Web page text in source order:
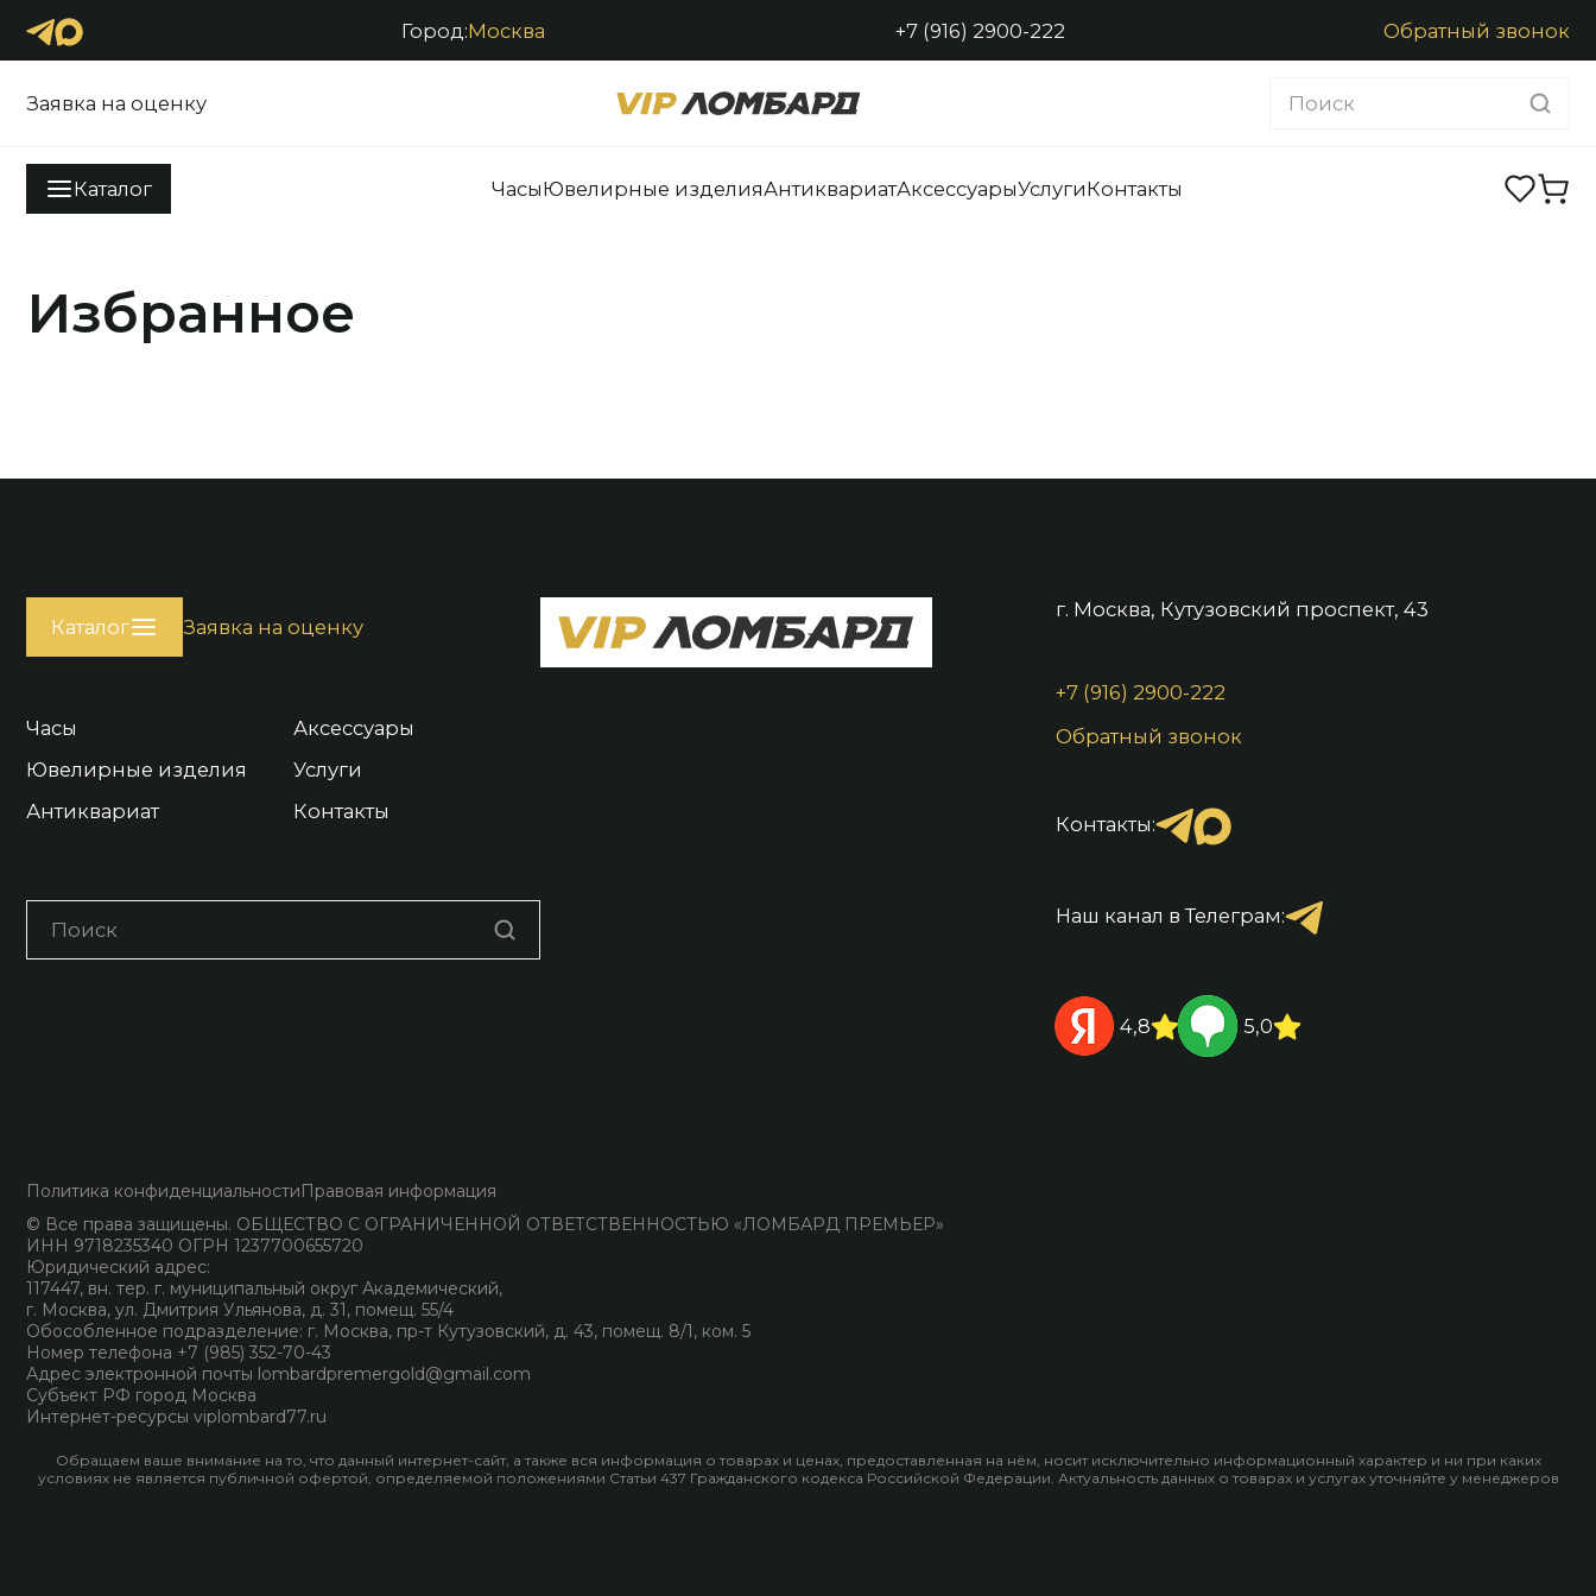
Город:Москва +7 (916) 2900-222 Обратный звонок
Заявка на оценку
Продать Обменять
+7 (916) 2900-222
Каталог ЧасыЮвелирные изделияАнтиквариатАксессуарыУслугиКонтакты
Избранное
Каталог Заявка на оценку
Часы
Ювелирные изделия
Антиквариат
Аксессуары
Услуги
Контакты
г. Москва, Кутузовский проспект, 43
+7 (916) 2900-222
Обратный звонок
Контакты:
Наш канал в Телеграм:
4,8 5,0
Политика конфиденциальностиПравовая информация
© Все права защищены. ОБЩЕСТВО С ОГРАНИЧЕННОЙ ОТВЕТСТВЕННОСТЬЮ «ЛОМБАРД ПРЕМЬЕР»
ИНН 9718235340 ОГРН 1237700655720
Юридический адрес:
117447, вн. тер. г. муниципальный округ Академический,
г. Москва, ул. Дмитрия Ульянова, д. 31, помещ. 55/4
Обособленное подразделение: г. Москва, пр-т Кутузовский, д. 43, помещ. 8/1, ком. 5
Номер телефона +7 (985) 352-70-43
Адрес электронной почты lombardpremergold@gmail.com
Субъект РФ город Москва
Интернет-ресурсы viplombard77.ru
Обращаем ваше внимание на то, что данный интернет-сайт, а также вся информация о товарах и ценах, предоставленная на нём, носит исключительно информационный характер и ни при каких
условиях не является публичной офертой, определяемой положениями Статьи 437 Гражданского кодекса Российской Федерации. Актуальность данных о товарах и услугах уточняйте у менеджеров